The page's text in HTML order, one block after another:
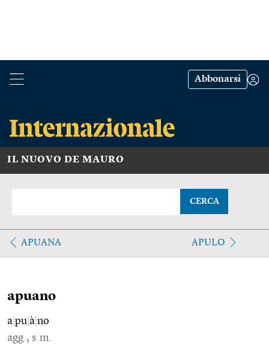
Abbonarsi
IL NUOVO DE MAURO
CERCA
APUANA APULO
apuano
a pu à no
agg., s.m.